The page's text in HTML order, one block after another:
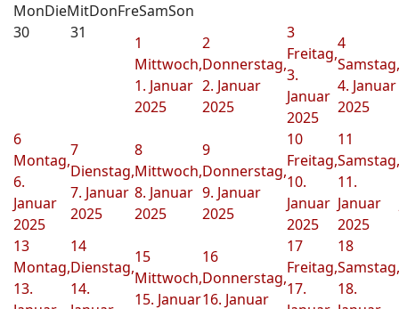
MonDieMitDonFreSamSon
30
31
1
Mittwoch,
1. Januar
2025
2
Donnerstag,
2. Januar
2025
3
Freitag,
3.
Januar
2025
4
Samstag,
4. Januar
2025
6
Montag,
6.
Januar
2025
7
Dienstag,
7. Januar
2025
8
Mittwoch,
8. Januar
2025
9
Donnerstag,
9. Januar
2025
10
Freitag,
10.
Januar
2025
11
Samstag,
11.
Januar
2025
13
Montag,
13.
14
Dienstag,
14.
15
Mittwoch,
15. Januar
16
Donnerstag,
16. Januar
17
Freitag,
17.
18
Samstag,
18.